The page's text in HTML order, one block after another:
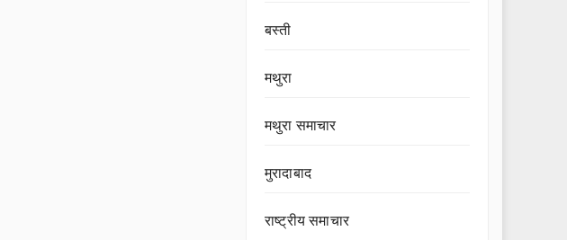
बस्ती
मथुरा
मथुरा समाचार
मुरादाबाद
राष्ट्रीय समाचार